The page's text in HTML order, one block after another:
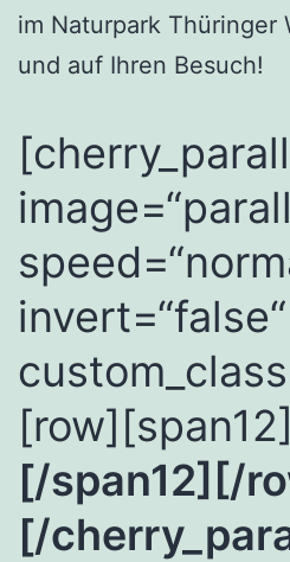
im Naturpark Thüringer
und auf Ihren Besuch!
invert=“false“
[row][span12]
[/span12][/
[/